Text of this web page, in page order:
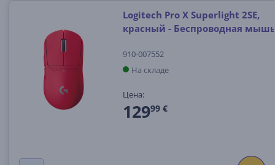
Logitech Pro X Superlight 2SE,
красный - Беспроводная мышь
910-007552
На складе
Цена:
12999 €